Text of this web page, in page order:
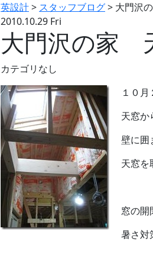
英設計> スタッフブログ> 大門沢
2010.10.29 Fri
大門沢の家
カテゴリなし
１０月
天窓か
壁に囲
天窓を
窓の開
暑さ対